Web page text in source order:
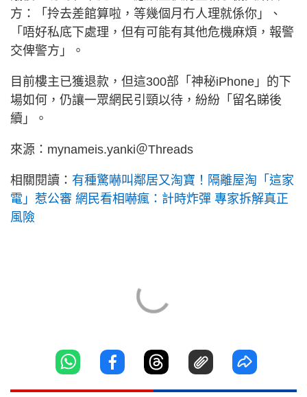
方：「拎去差館算啦，等幾個月冇人理就係你」、
「唔好私底下處理，但有可能有其他危機麻煩，報警
交俾警方」。
目前樓主已獲退款，但這300部「神秘iPhone」的下
場如何，仍讓一眾網民引頸以待，紛紛「留名睇後
續」。
來源：mynameis.yanki＠Threads
相關閱讀： 有種驚嚇叫鄰居又淘寶！隔離屋淘「這家
電」惹公審 網民看相嚇瘋：計時炸彈 專家拆解真正
風險